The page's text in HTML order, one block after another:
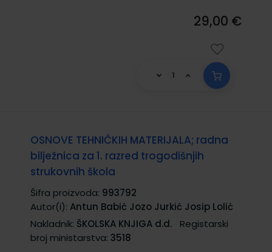
29,00 €
OSNOVE TEHNIČKIH MATERIJALA; radna
bilježnica za 1. razred trogodišnjih
strukovnih škola
Šifra proizvoda: 993792
Autor(i): Antun Babić Jozo Jurkić Josip Lolić
Nakladnik: ŠKOLSKA KNJIGA d.d.
Registarski
broj ministarstva: 3518